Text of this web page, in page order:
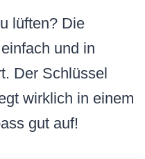
lüften? Die
und in
Der Schlüssel
wirklich in einem
gut auf!